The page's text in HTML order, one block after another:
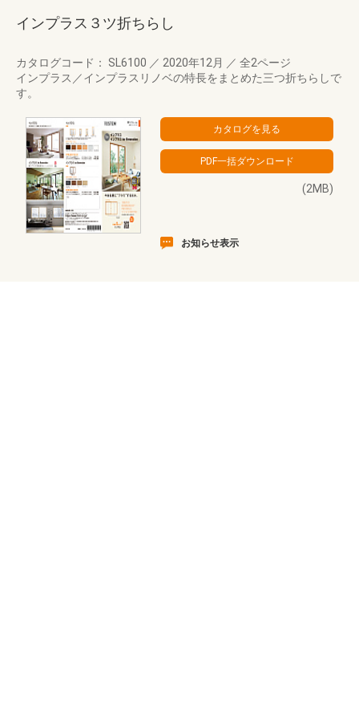
インプラス３ツ折ちらし
カタログコード： SL6100 ／ 2020年12月 ／ 全2ページ
インプラス／インプラスリノベの特長をまとめた三つ折ちらしで
す。
(2MB)
お知らせ表示